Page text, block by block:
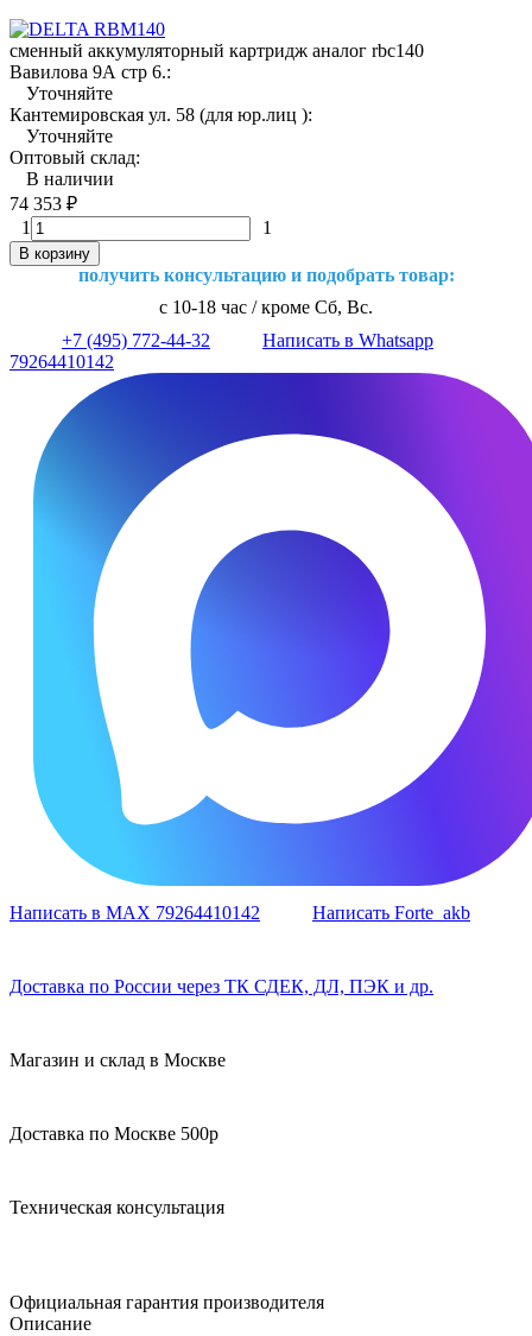
сменный аккумуляторный картридж аналог rbc140
Вавилова 9А стр 6.:
Уточняйте
Кантемировская ул. 58 (для юр.лиц ):
Уточняйте
Оптовый склад:
В наличии
74 353 ₽
1
1
В корзину
получить консультацию и подобрать товар:
с 10-18 час / кроме Сб, Вс.
+7 (495) 772-44-32
Написать в Whatsapp
79264410142
Написать в MAX 79264410142 Написать Forte_akb
Доставка по России через ТК СДЕК, ДЛ, ПЭК и др.
Магазин и склад в Москве
Доставка по Москве 500р
Техническая консультация
Официальная гарантия производителя
Описание